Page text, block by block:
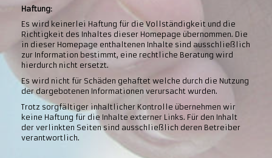
Haftung:
Es wird keinerlei Haftung für die Vollständigkeit und die
Richtigkeit des Inhaltes dieser Homepage übernommen. Die
in dieser Homepage enthaltenen Inhalte sind ausschließlich
zur Information bestimmt, eine rechtliche Beratung wird
hierdurch nicht ersetzt.
Es wird nicht für Schäden gehaftet welche durch die Nutzung
der dargebotenen Informationen verursacht wurden.
Trotz sorgfältiger inhaltlicher Kontrolle übernehmen wir
keine Haftung für die Inhalte externer Links. Für den Inhalt
der verlinkten Seiten sind ausschließlich deren Betreiber
verantwortlich.